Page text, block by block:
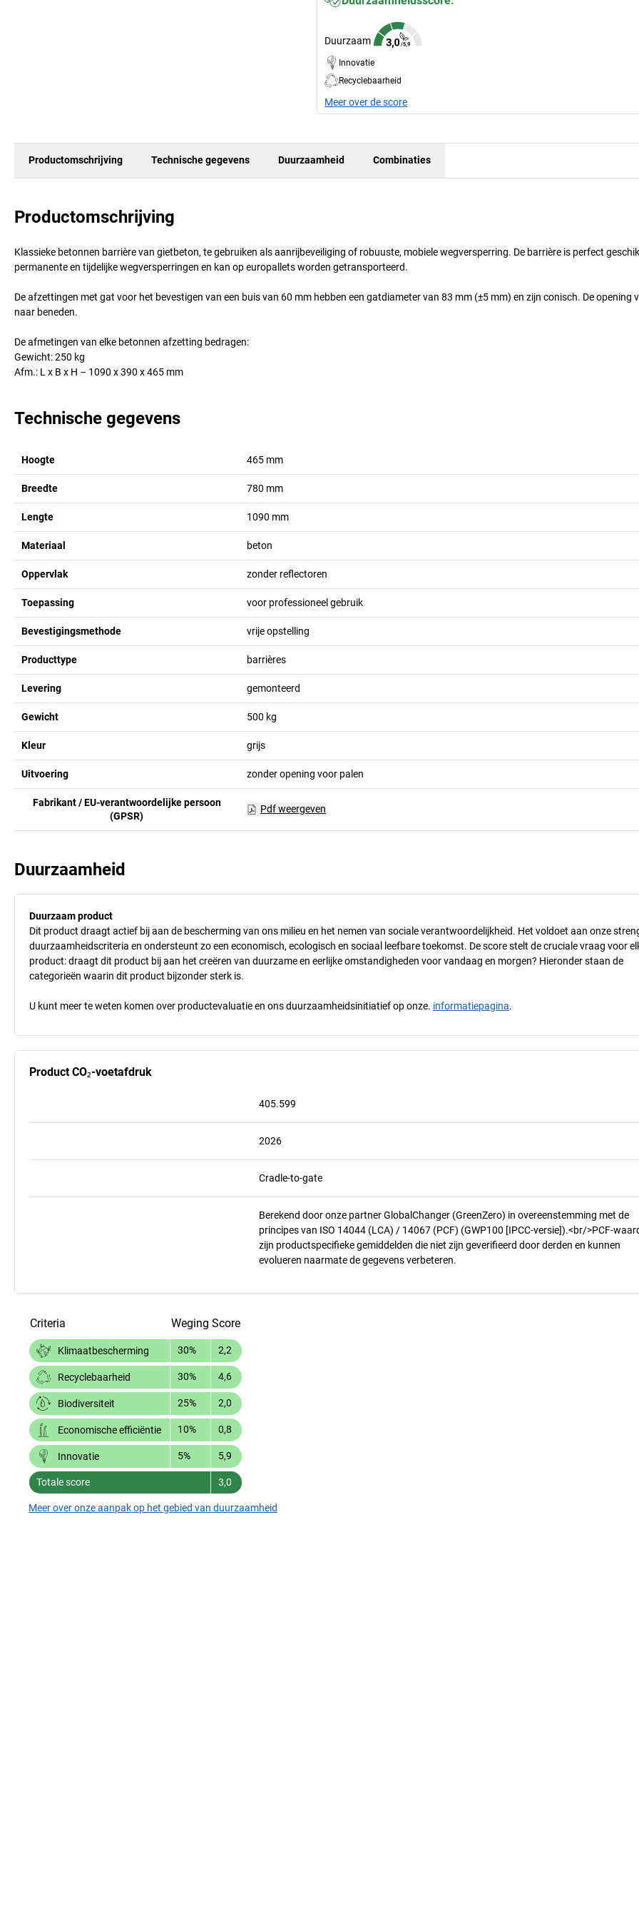
Duurzaam
Innovatie
Recyclebaarheid
Meer over de score
Productomschrijving Technische gegevens Duurzaamheid Combinaties
Productomschrijving
Klassieke betonnen barrière van gietbeton, te gebruiken als aanrijbeveiliging of robuuste, mobiele wegversperring. De barrière is perfect
permanente en tijdelijke wegversperringen en kan op europallets worden getransporteerd.
De afzettingen met gat voor het bevestigen van een buis van 60 mm hebben een gatdiameter van 83 mm (±5 mm) en zijn conisch. De opening
naar beneden.
De afmetingen van elke betonnen afzetting bedragen:
Gewicht: 250 kg
Afm.: L x B x H – 1090 x 390 x 465 mm
Technische gegevens
Hoogte 465 mm
Breedte 780 mm
Lengte 1090 mm
Materiaal beton
Oppervlak zonder reflectoren
Toepassing voor professioneel gebruik
Bevestigingsmethode vrije opstelling
Producttype barrières
Levering gemonteerd
Gewicht 500 kg
Kleur grijs
Uitvoering zonder opening voor palen
Fabrikant / EU-verantwoordelijke persoon
(GPSR)
Pdf weergeven
Duurzaamheid
Duurzaam product
Dit product draagt actief bij aan de bescherming van ons milieu en het nemen van sociale verantwoordelijkheid. Het voldoet aan onze
duurzaamheidscriteria en ondersteunt zo een economisch, ecologisch en sociaal leefbare toekomst. De score stelt de cruciale vraag voor
product: draagt dit product bij aan het creëren van duurzame en eerlijke omstandigheden voor vandaag en morgen? Hieronder staan de
categorieën waarin dit product bijzonder sterk is.
U kunt meer te weten komen over productevaluatie en ons duurzaamheidsinitiatief op onze. informatiepagina.
Product CO₂-voetafdruk
405.599
2026
Cradle-to-gate
Berekend door onze partner GlobalChanger (GreenZero) in overeenstemming met de
principes van ISO 14044 (LCA) / 14067 (PCF) (GWP100 [IPCC-versie]).<br/>PCF-
zijn productspecifieke gemiddelden die niet zijn geverifieerd door derden en kunnen
evolueren naarmate de gegevens verbeteren.
Criteria Weging Score
Klimaatbescherming 30% 2,2
Recyclebaarheid 30% 4,6
Biodiversiteit 25% 2,0
Economische efficiëntie 10% 0,8
Innovatie 5% 5,9
Totale score 3,0
Meer over onze aanpak op het gebied van duurzaamheid